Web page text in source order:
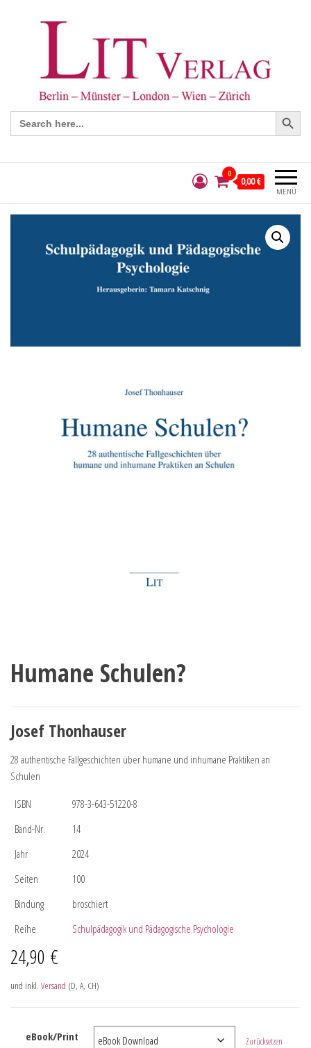
Search
for:
Search Button
MENÜ
0
0,00 €
Humane Schulen?
Josef Thonhauser
28 authentische Fallgeschichten über humane und inhumane Praktiken an
Schulen
ISBN
978-3-643-51220-8
Band-Nr.
14
Jahr
2024
Seiten
100
Bindung
broschiert
Reihe
Schulpädagogik und Pädagogische Psychologie
24,90 €
und inkl. Versand (D, A, CH)
eBook/Print Zurücksetzen